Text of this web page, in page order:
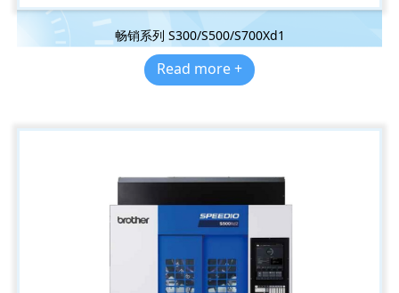
畅销系列 S300/S500/S700Xd1
Read more +